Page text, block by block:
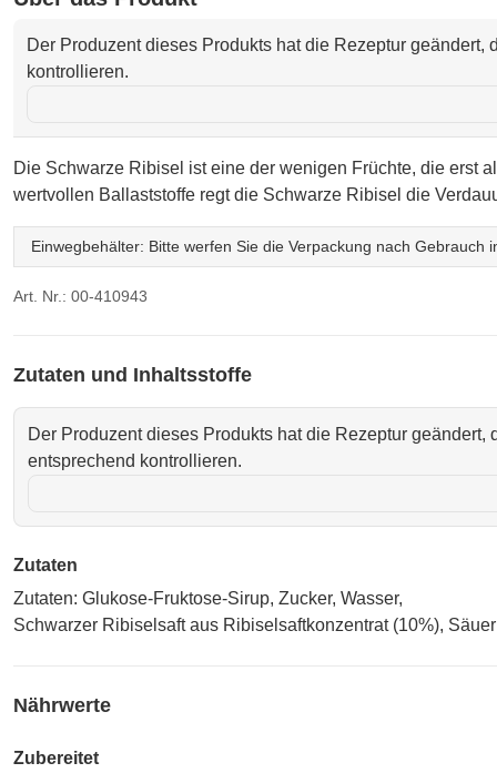
Der Produzent dieses Produkts hat die Rezeptur
kontrollieren.
Die Schwarze Ribisel ist eine der wenigen Früchte, die erst
wertvollen Ballaststoffe regt die Schwarze Ribisel die
Einwegbehälter: Bitte werfen Sie die Verpackung nach Gebrauch
Art. Nr.: 00-410943
Zutaten und Inhaltsstoffe
Der Produzent dieses Produkts hat die Rezeptur
entsprechend kontrollieren.
Zutaten
Zutaten: Glukose-Fruktose-Sirup, Zucker, Wasser,
Schwarzer Ribiselsaft aus Ribiselsaftkonzentrat (10%),
Nährwerte
Zubereitet